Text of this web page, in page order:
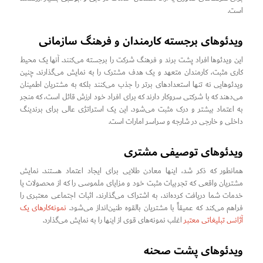
است.
ویدئوهای برجسته کارمندان و فرهنگ سازمانی
این ویدئوها افراد پشت برند و فرهنگ شرکت را برجسته می‌کنند. آنها یک محیط
کاری مثبت، کارمندان متعهد و یک هدف مشترک را به نمایش می‌گذارند. چنین
ویدئوهایی نه تنها استعدادهای برتر را جذب می‌کنند بلکه به مشتریان اطمینان
می‌دهند که با شرکتی سروکار دارند که برای افراد خود ارزش قائل است، که منجر
به اعتماد بیشتر و درک مثبت می‌شود. این یک استراتژی عالی برای برندینگ
داخلی و خارجی در شارجه و سراسر امارات است.
ویدئوهای توصیفی مشتری
همانطور که ذکر شد، اینها معادن طلایی برای ایجاد اعتماد هستند. نمایش
مشتریان واقعی که تجربیات مثبت خود و مزایای ملموسی را که از محصولات یا
خدمات شما دریافت کرده‌اند، به اشتراک می‌گذارند، اثبات اجتماعی معتبری را
فراهم می‌کند که عمیقاً با مشتریان بالقوه طنین‌انداز می‌شود. نمونه‌کارهای یک
آژانس تبلیغاتی معتبراغلب نمونه‌های قوی از اینها را به نمایش می‌گذارد.
ویدئوهای پشت صحنه